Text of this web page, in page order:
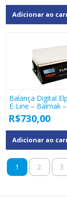
Adicionar ao
Balança Digital
E-Line – Balmak
R$730,00
Adicionar ao
1 2 3